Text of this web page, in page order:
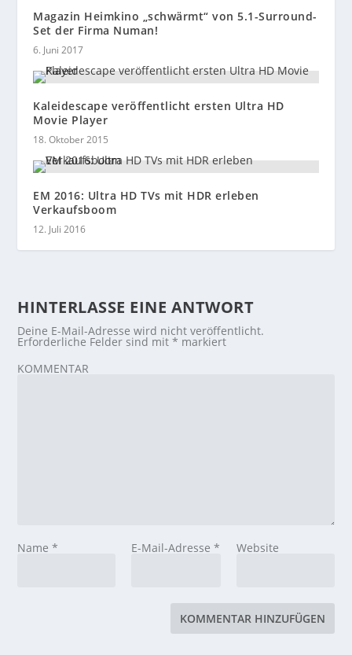
Magazin Heimkino „schwärmt“ von 5.1-Surround-
Set der Firma Numan!
6. Juni 2017
Kaleidescape veröffentlicht ersten Ultra HD
Movie Player
18. Oktober 2015
EM 2016: Ultra HD TVs mit HDR erleben
Verkaufsboom
12. Juli 2016
HINTERLASSE EINE ANTWORT
Deine E-Mail-Adresse wird nicht veröffentlicht.
Erforderliche Felder sind mit* markiert
KOMMENTAR
Name* E-Mail-Adresse * Website